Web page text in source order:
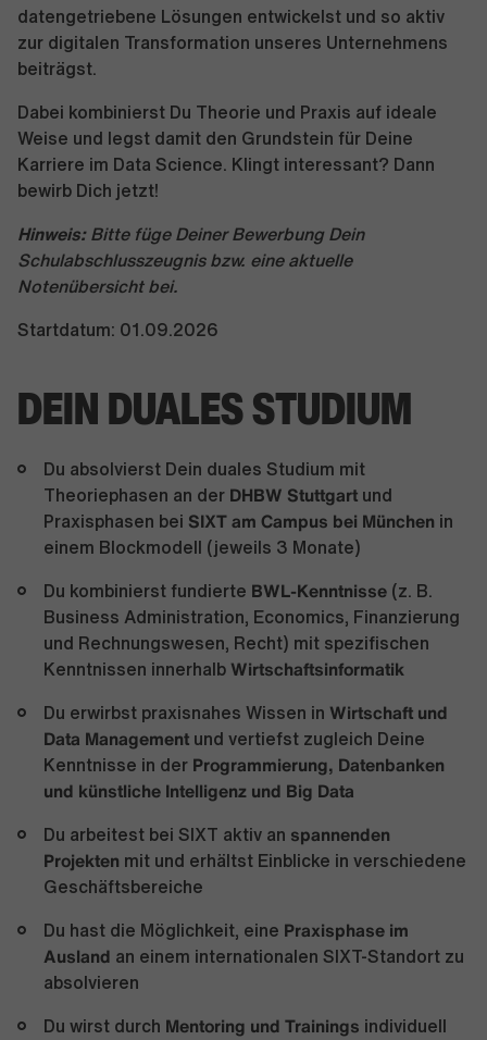
datengetriebene Lösungen entwickelst und so aktiv
zur digitalen Transformation unseres Unternehmens
beiträgst.
Dabei kombinierst Du Theorie und Praxis auf ideale
Weise und legst damit den Grundstein für Deine
Karriere im Data Science. Klingt interessant? Dann
bewirb Dich jetzt!
Hinweis: Bitte füge Deiner Bewerbung Dein
Schulabschlusszeugnis bzw. eine aktuelle
Notenübersicht bei.
Startdatum: 01.09.2026
DEIN DUALES STUDIUM
Du absolvierst Dein duales Studium mit
Theoriephasen an der DHBW Stuttgart und
Praxisphasen bei SIXT am Campus bei München in
einem Blockmodell (jeweils 3 Monate)
Du kombinierst fundierte BWL-Kenntnisse (z. B.
Business Administration, Economics, Finanzierung
und Rechnungswesen, Recht) mit spezifischen
Kenntnissen innerhalb Wirtschaftsinformatik
Du erwirbst praxisnahes Wissen in Wirtschaft und
Data Management und vertiefst zugleich Deine
Kenntnisse in der Programmierung, Datenbanken
und künstliche Intelligenz und Big Data
Du arbeitest bei SIXT aktiv an spannenden
Projekten mit und erhältst Einblicke in verschiedene
Geschäftsbereiche
Du hast die Möglichkeit, eine Praxisphase im
Ausland an einem internationalen SIXT-Standort zu
absolvieren
Du wirst durch Mentoring und Trainings individuell